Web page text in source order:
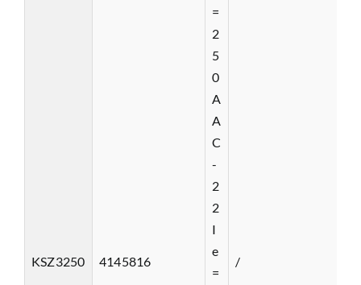
KSZ3250 4145816
=
2
5
0
A
A
C
-
2
2
I
e
=
/